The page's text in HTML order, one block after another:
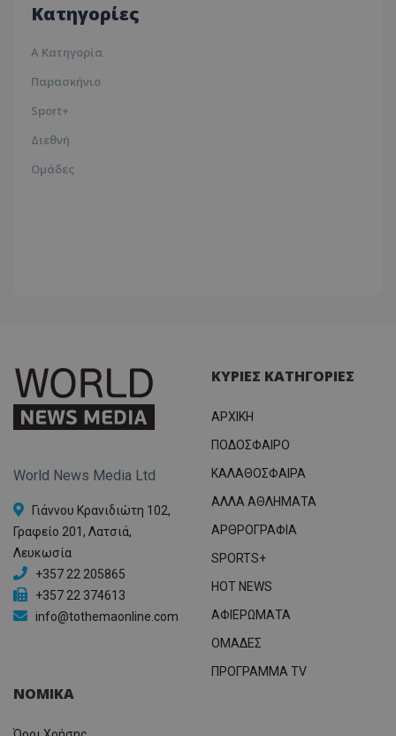
Κατηγορίες
Α Κατηγορία
Παρασκήνιο
Sport+
Διεθνή
Ομάδες
World News Media Ltd
Γιάννου Κρανιδιώτη 102,
Γραφείο 201, Λατσιά,
Λευκωσία
+357 22 205865
+357 22 374613
info@tothemaonline.com
ΚΥΡΙΕΣ ΚΑΤΗΓΟΡΙΕΣ
ΑΡΧΙΚΗ
ΠΟΔΟΣΦΑΙΡΟ
ΚΑΛΑΘΟΣΦΑΙΡΑ
ΑΛΛΑ ΑΘΛΗΜΑΤΑ
ΑΡΘΡΟΓΡΑΦΙΑ
SPORTS+
HOT NEWS
ΑΦΙΕΡΩΜΑΤΑ
ΟΜΑΔΕΣ
ΠΡΟΓΡΑΜΜΑ TV
ΝΟΜΙΚΑ